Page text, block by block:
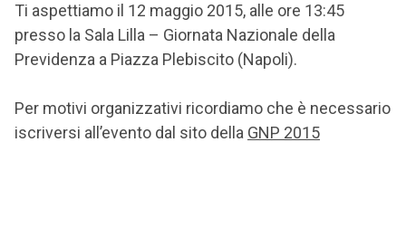
Ti aspettiamo il 12 maggio 2015, alle ore 13:45
presso la Sala Lilla – Giornata Nazionale della
Previdenza a Piazza Plebiscito (Napoli).
Per motivi organizzativi ricordiamo che è necessario
iscriversi all’evento dal sito della GNP 2015